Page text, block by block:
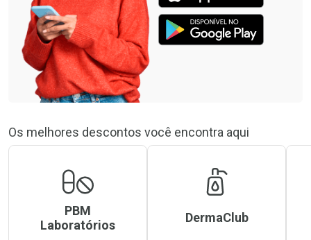
Os melhores descontos você encontra aqui
PBM
Laboratórios
DermaClub